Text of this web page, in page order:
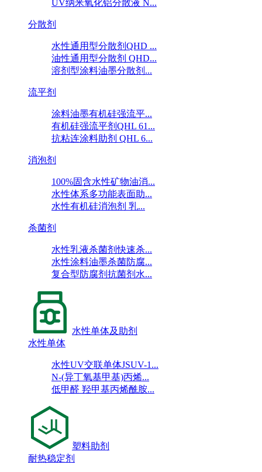
UV纳米氧化铝分散液 N...
分散剂
水性通用型分散剂QHD ...
油性通用型分散剂 QHD...
溶剂型涂料油墨分散剂...
流平剂
涂料油墨有机硅强流平...
有机硅强流平剂QHL 61...
抗粘连涂料助剂 QHL 6...
消泡剂
100%固含水性矿物油消...
水性体系多功能表面助...
水性有机硅消泡剂 乳...
杀菌剂
水性乳液杀菌剂快速杀...
水性涂料油墨杀菌防腐...
复合型防腐剂抗菌剂水...
水性单体及助剂
水性单体
水性UV交联单体JSUV-1...
N-(异丁氧基甲基)丙烯...
低甲醛 羟甲基丙烯酰胺...
塑料助剂
耐热稳定剂